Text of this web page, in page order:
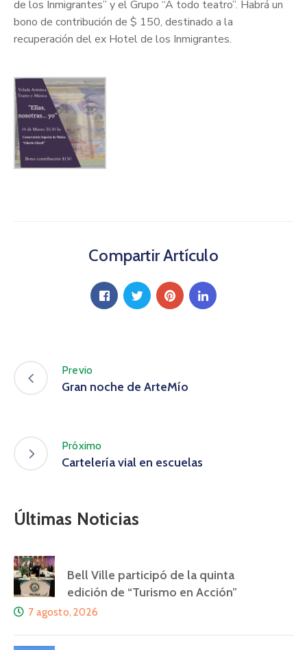
de los Inmigrantes” y el Grupo “A todo teatro”. Habrá un
bono de contribución de $ 150, destinado a la
recuperación del ex Hotel de los Inmigrantes.
Compartir Artículo
Previo
Gran noche de ArteMío
Próximo
Cartelería vial en escuelas
Últimas Noticias
Bell Ville participó de la quinta
edición de “Turismo en Acción”
7 agosto, 2026